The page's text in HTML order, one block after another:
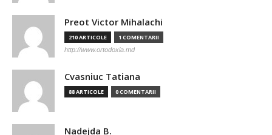
Preot Victor Mihalachi
210 ARTICOLE 1 COMENTARII
http://www.ortodoxia.md
Cvasniuc Tatiana
88 ARTICOLE 0 COMENTARII
Nadejda B.